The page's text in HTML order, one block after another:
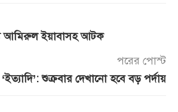
আমিরুল ইয়াবাসহ আটক
পরের পোস্ট
শুক্রবার দেখানো হবে বড় পর্দায়